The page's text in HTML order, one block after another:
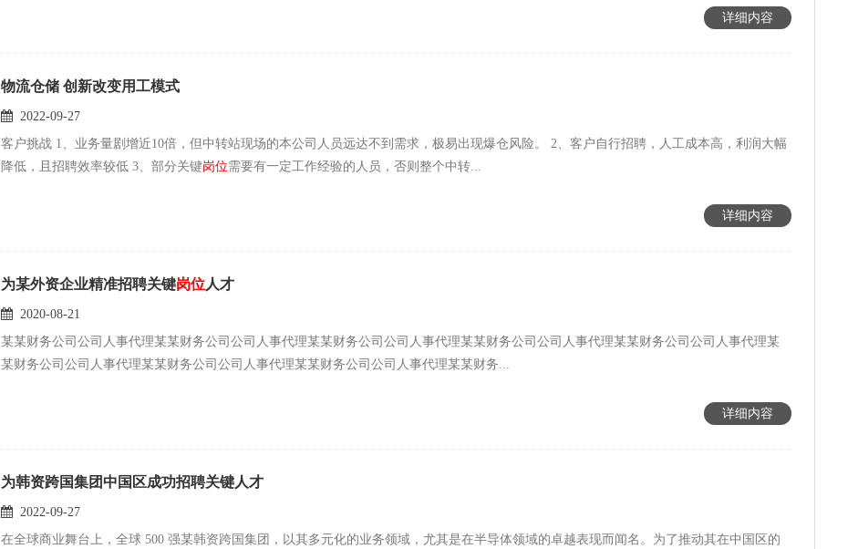
趋势，‌也吸引了众多企业和资本的关注。‌随着无人驾驶技术的成熟、‌公共设施的建立和交通管制制度的完善，‌飞行汽车的私人化成为可能，‌
大作用3。‌ 综上所述，‌汽车领域的快速发展，‌特别是新能源汽车和飞行汽车行业的发展，‌对猎头服务的需求不断增加，‌尤其是在专业化、‌高技
详细内容
物流仓储 创新改变用工模式
2022-09-27
客户挑战 1、业务量剧增近10倍，但中转站现场的本公司人员远达不到需求，极易出现爆仓风险。 2、客户自行招聘，人工成本高，利润大幅
降低，且招聘效率较低 3、部分关键岗位需要有一定工作经验的人员，否则整个中转...
详细内容
为某外资企业精准招聘关键岗位人才
2020-08-21
某某财务公司公司人事代理某某财务公司公司人事代理某某财务公司公司人事代理某某财务公司公司人事代理某某财务公司公司人事代理某
某财务公司公司人事代理某某财务公司公司人事代理某某财务公司公司人事代理某某财务...
详细内容
为韩资跨国集团中国区成功招聘关键人才
2022-09-27
在全球商业舞台上，全球 500 强某韩资跨国集团，以其多元化的业务领域，尤其是在半导体领域的卓越表现而闻名。为了推动其在中国区的